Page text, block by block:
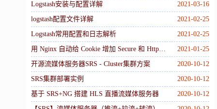
2021-03-16
Logstash安装与配置详解
2021-02-25
logstash配置文件详解
2021-02-25
Logstash常用配置和日志解析
2021-01-25
用 Nginx 自动给 Cookie 增加 Secure 和 HttpOnly
2020-10-12
开源流媒体服务器SRS - Cluster集群方案
2020-10-12
SRS集群部署实例
2020-10-12
基于 SRS+NG 搭建 HLS 直播流媒体服务器